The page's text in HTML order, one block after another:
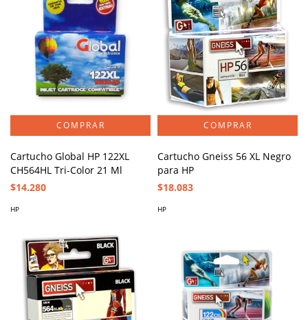
Cartucho Global HP 122XL
CH564HL Tri-Color 21 Ml
$14.280
HP
Cartucho Gneiss 56 XL Negro
para HP
$18.083
HP